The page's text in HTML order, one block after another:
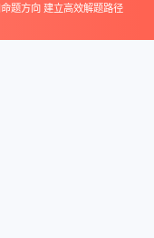
题方向 建立高效解题路径